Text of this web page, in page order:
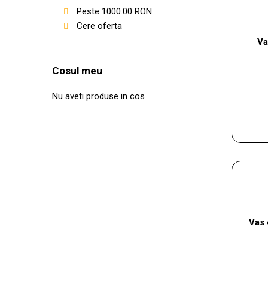
Peste 1000.00 RON
Cere oferta
Cosul meu
Nu aveti produse in cos
Vas